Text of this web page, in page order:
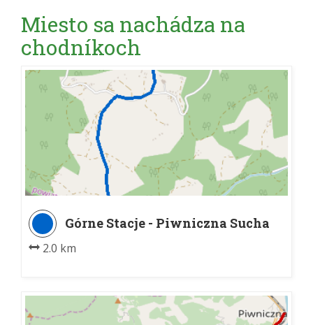
Miesto sa nachádza na
chodníkoch
Górne Stacje - Piwniczna Sucha
Dolina parking
2.0 km